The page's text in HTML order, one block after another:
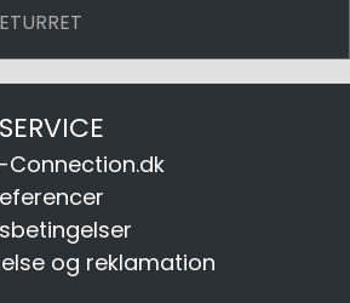
Connection.dk
og reklamation